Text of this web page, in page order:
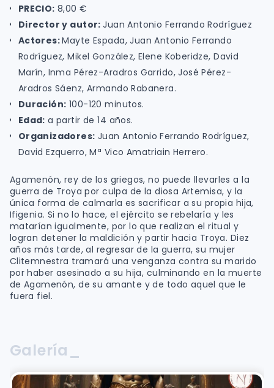
PRECIO: 8,00 €
Director y autor:Juan Antonio Ferrando Rodríguez
Actores:Mayte Espada, Juan Antonio Ferrando
Rodríguez, Mikel González, Elene Koberidze, David
Marín, Inma Pérez-Aradros Garrido, José Pérez-
Aradros Sáenz, Armando Rabanera.
Duración: 100-120 minutos.
Edad: a partir de 14 años.
Organizadores: Juan Antonio Ferrando Rodríguez,
David Ezquerro, Mª Vico Amatriain Herrero.
Agamenón, rey de los griegos, no puede llevarles a la
guerra de Troya por culpa de la diosa Artemisa, y la
única forma de calmarla es sacrificar a su propia hija,
Ifigenia. Si no lo hace, el ejército se rebelaría y les
matarían igualmente, por lo que realizan el ritual y
logran detener la maldición y partir hacia Troya. Diez
años más tarde, al regresar de la guerra, su mujer
Clitemnestra tramará una venganza contra su marido
por haber asesinado a su hija, culminando en la muerte
de Agamenón, de su amante y de todo aquel que le
fuera fiel.
Galería_